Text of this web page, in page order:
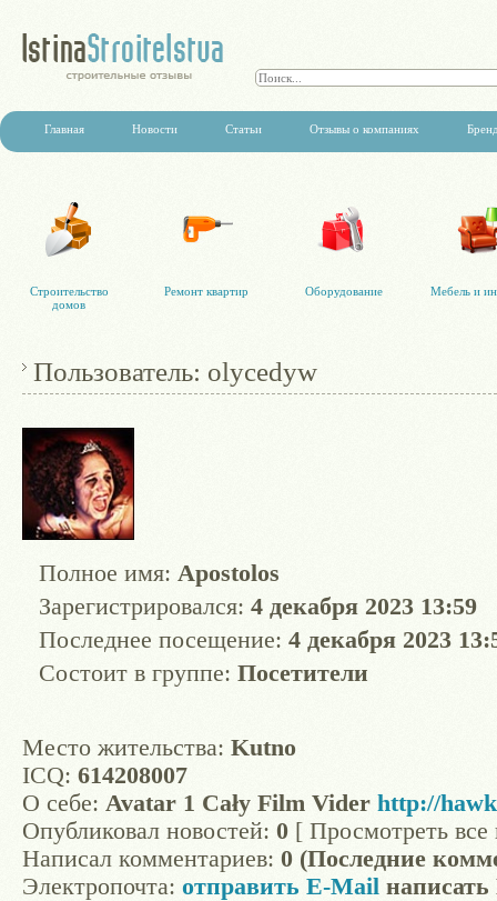
Главная Новости Статьи Отзывы о компаниях
Строительство
домов
Ремонт квартир Оборудование Мебель и
Пользователь: olycedyw
Полное имя: Apostolos
Зарегистрировался: 4 декабря 2023 13:59
Последнее посещение: 4 декабря 2023
Состоит в группе: Посетители
Место жительства: Kutno
ICQ: 614208007
О себе: Avatar 1 Cały Film Vider http://
Опубликовал новостей: 0 [ Просмотреть
Написал комментариев: 0 (Последние
Электропочта: отправить E-Mail